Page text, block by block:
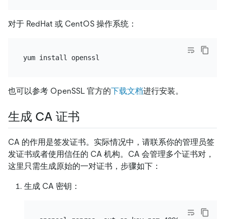
对于 RedHat 或 CentOS 操作系统：
也可以参考 OpenSSL 官方的下载文档进行安装。
生成 CA 证书
CA 的作用是签发证书。实际情况中，请联系你的管理员签
发证书或者使用信任的 CA 机构。CA 会管理多个证书对，
这里只需生成原始的一对证书，步骤如下：
生成 CA 密钥：